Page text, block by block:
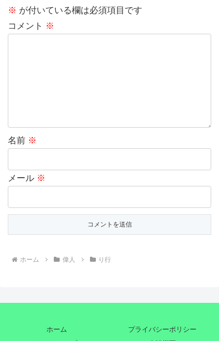
※ が付いている欄は必須項目です
コメント ※
名前 ※
メール ※
ホーム 偉人 り行
ホーム
プライバシーポリシー